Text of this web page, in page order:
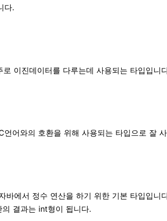
다.
이진데이터를 다루는데 사용되는 타입입니
언어와의 호환을 위해 사용되는 타입으로 잘
바에서 정수 연산을 하기 위한 기본 타입입
의 결과는 int형이 됩니다.